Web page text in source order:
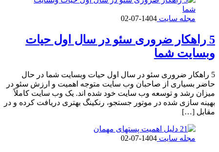
مجله سایت 1404-07-02
5 راهکار ضروری سئو در سال اول حیات
وبسایت شما
5 راهکار ضروری سئو در سال اول حیات وبسایت شما در حال
حاضر بسیاری از صاحبان وب سایت متوجه اهمیت و ارزش سئو در
میزان رشد و توسعه وب سایت خود شده اند. یک وب سایت کاملاً
بهینه سازی شده در موتور جستجو، رنکینگ بهتری دریافت کرده و در
مقابل […]
مجله سایت 1404-07-02